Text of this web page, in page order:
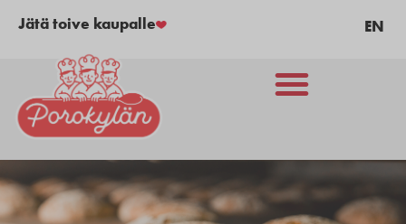
Jätä toive kaupalle EN